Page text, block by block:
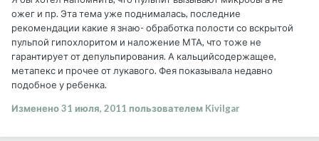
ожег и пр. Эта тема уже поднималась, последние
рекомендации какие я знаю- обработка полости со вскрытой
пульпой гипохлоритом и наложение МТА, что тоже не
гарантирует от депульпирования. А кальцийсодержащее,
метапекс и прочее от лукавого. Фея показывала недавно
подобное у ребенка.
Изменено31 июля, 2011 пользователем Kivilgar